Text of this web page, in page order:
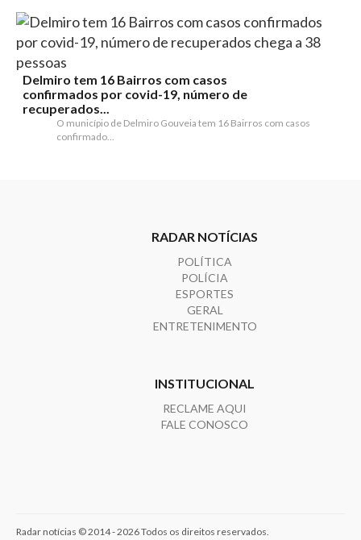
Delmiro tem 16 Bairros com casos
confirmados por covid-19, número de
recuperados...
O município de Delmiro Gouveia tem 16 Bairros com casos
confirmado...
RADAR NOTÍCIAS
POLÍTICA
POLÍCIA
ESPORTES
GERAL
ENTRETENIMENTO
INSTITUCIONAL
RECLAME AQUI
FALE CONOSCO
Radar notícias © 2014 - 2026 Todos os direitos reservados.